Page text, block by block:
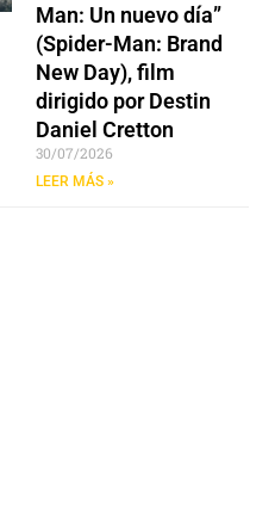
Man: Un nuevo día”
(Spider-Man: Brand
New Day), film
dirigido por Destin
Daniel Cretton
30/07/2026
LEER MÁS »